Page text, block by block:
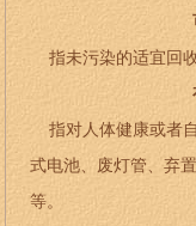
指未污染的适宜回
指对人体健康或者
式电池、废灯管、弃
等。